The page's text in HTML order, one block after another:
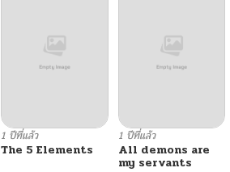
1 ปีที่แล้ว
The 5 Elements
1 ปีที่แล้ว
All demons are
my servants